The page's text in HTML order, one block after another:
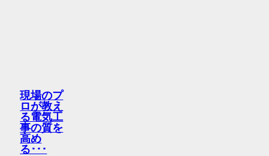
現場のプ
ロが教え
る電気工
事の質を
高め
る･･･